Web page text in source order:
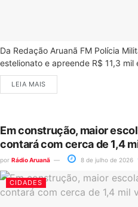
Da Redação Aruanã FM Polícia
estelionato e apreende R$ 11,3
LEIA MAIS
Em construção, maior
contará com cerca de 1,4
por Rádio Aruanã 8 de julho de 2026
CIDADES